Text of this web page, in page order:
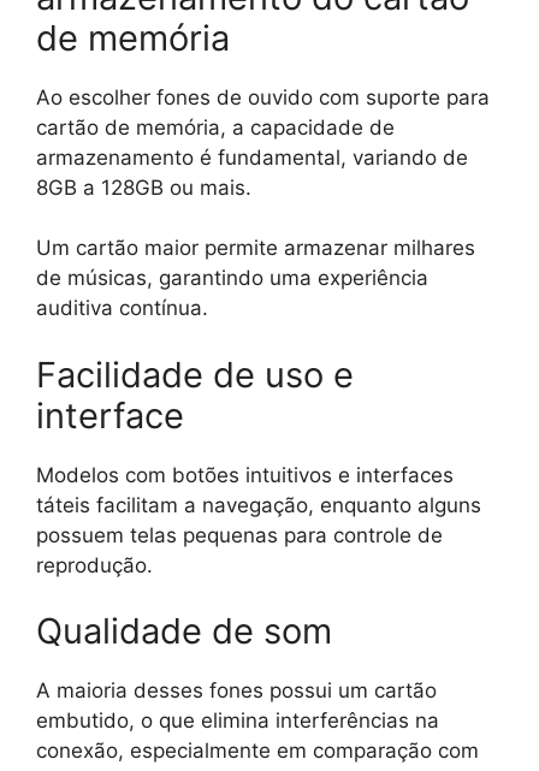
de memória
Ao escolher fones de ouvido com suporte para
cartão de memória, a capacidade de
armazenamento é fundamental, variando de
8GB a 128GB ou mais.
Um cartão maior permite armazenar milhares
de músicas, garantindo uma experiência
auditiva contínua.
Facilidade de uso e
interface
Modelos com botões intuitivos e interfaces
táteis facilitam a navegação, enquanto alguns
possuem telas pequenas para controle de
reprodução.
Qualidade de som
A maioria desses fones possui um cartão
embutido, o que elimina interferências na
conexão, especialmente em comparação com